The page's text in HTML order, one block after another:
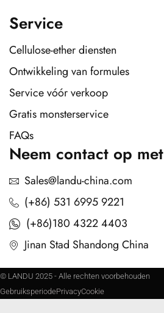
Service
Cellulose-ether diensten
Ontwikkeling van formules
Service vóór verkoop
Gratis monsterservice
FAQs
Neem contact op met
Sales@landu-china.com
(+86) 531 6995 9221
(+86)180 4322 4403
Jinan Stad Shandong China
© LANDU 2025 - Alle rechten voorbehouden
GebruiksperiodePrivacyCookie